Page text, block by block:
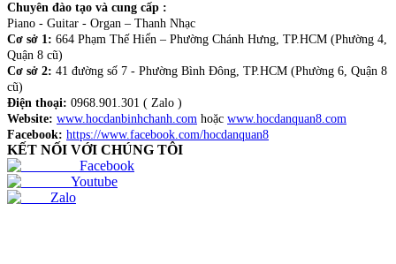
Chuyên đào tạo và cung cấp :
Piano - Guitar - Organ – Thanh Nhạc
Cơ sở 1: 664 Phạm Thế Hiển – Phường Chánh Hưng, TP.HCM (Phường 4,
Quận 8 cũ)
Cơ sở 2: 41 đường số 7 - Phường Bình Đông, TP.HCM (Phường 6, Quận 8
cũ)
Điện thoại: 0968.901.301 ( Zalo )
Website: www.hocdanbinhchanh.com hoặc www.hocdanquan8.com
Facebook: https://www.facebook.com/hocdanquan8
KẾT NỐI VỚI CHÚNG TÔI
Facebook
Youtube
Zalo